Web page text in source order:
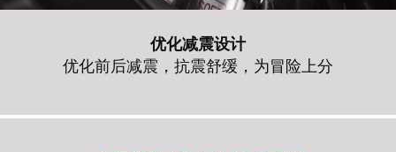
优化减震设计
优化前后减震，抗震舒缓，为冒险上分